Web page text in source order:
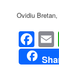
Ovidiu